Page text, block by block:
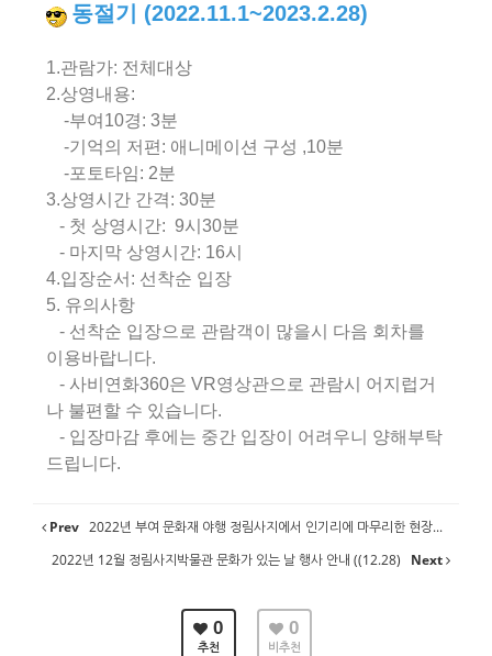
동절기 (2022.11.1~2023.2.28)
1.관람가: 전체대상
2.상영내용:
-부여10경: 3분
-기억의 저편: 애니메이션 구성 ,10분
-포토타임: 2분
3.상영시간 간격: 30분
- 첫 상영시간: 9시30분
- 마지막 상영시간: 16시
4.입장순서: 선착순 입장
5. 유의사항
- 선착순 입장으로 관람객이 많을시 다음 회차를
이용바랍니다.
- 사비연화360은 VR영상관으로 관람시 어지럽거
나 불편할 수 있습니다.
- 입장마감 후에는 중간 입장이 어려우니 양해부탁
드립니다.
Prev 2022년 부여 문화재 야행 정림사지에서 인기리에 마무리한 현장...
2022년 12월 정림사지박물관 문화가 있는 날 행사 안내 ((12.28)
Next
0
추천
0
비추천